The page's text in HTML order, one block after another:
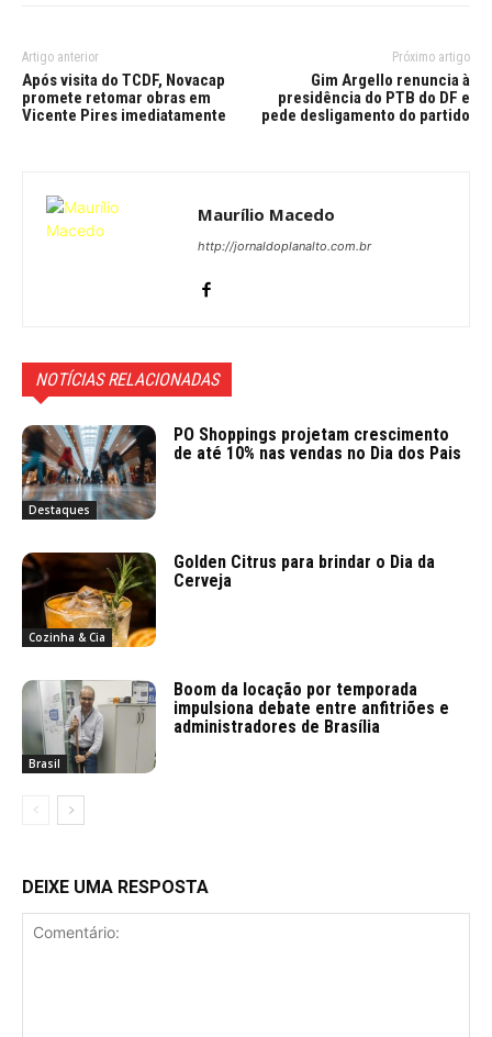
Artigo anterior
Após visita do TCDF, Novacap
promete retomar obras em
Vicente Pires imediatamente
Próximo artigo
Gim Argello renuncia à
presidência do PTB do DF e
pede desligamento do partido
Maurílio Macedo
http://jornaldoplanalto.com.br
NOTÍCIAS RELACIONADAS
Destaques
PO Shoppings projetam crescimento
de até 10% nas vendas no Dia dos Pais
Cozinha & Cia
Golden Citrus para brindar o Dia da
Cerveja
Brasil
Boom da locação por temporada
impulsiona debate entre anfitriões e
administradores de Brasília
DEIXE UMA RESPOSTA